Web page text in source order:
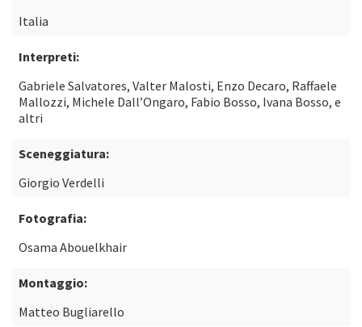
Italia
Interpreti:
Gabriele Salvatores, Valter Malosti, Enzo Decaro, Raffaele
Mallozzi, Michele Dall’Ongaro, Fabio Bosso, Ivana Bosso, e
altri
Sceneggiatura:
Giorgio Verdelli
Fotografia:
Osama Abouelkhair
Montaggio:
Matteo Bugliarello